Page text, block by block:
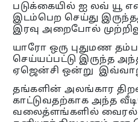
படுக்கையில் ஐ லவ் யூ
இடம்பெற செய்து
இரவு அறைபோல்
யாரோ ஒரு புதுமண
செய்யப்பட்டு இருந்த
ஏஜென்சி ஒன்று
தங்களின் அலங்கார
காட்டுவதற்காக அந்த
வலைத்ளங்களில் வைரல்